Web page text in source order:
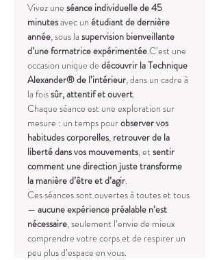
Vivez une séance individuelle de 45
minutes avec un étudiant de dernière
année, sous la supervision bienveillante
d’une formatrice expérimentée.C’est une
occasion unique de découvrir la Technique
Alexander® de l’intérieur, dans un cadre à
la fois sûr, attentif et ouvert.
Chaque séance est une exploration sur
mesure : un temps pour observer vos
habitudes corporelles, retrouver de la
liberté dans vos mouvements, et sentir
comment une direction juste transforme
la manière d’être et d’agir.
Ces séances sont ouvertes à toutes et tous
— aucune expérience préalable n’est
nécessaire, seulement l’envie de mieux
comprendre votre corps et de respirer un
peu plus d’espace en vous.